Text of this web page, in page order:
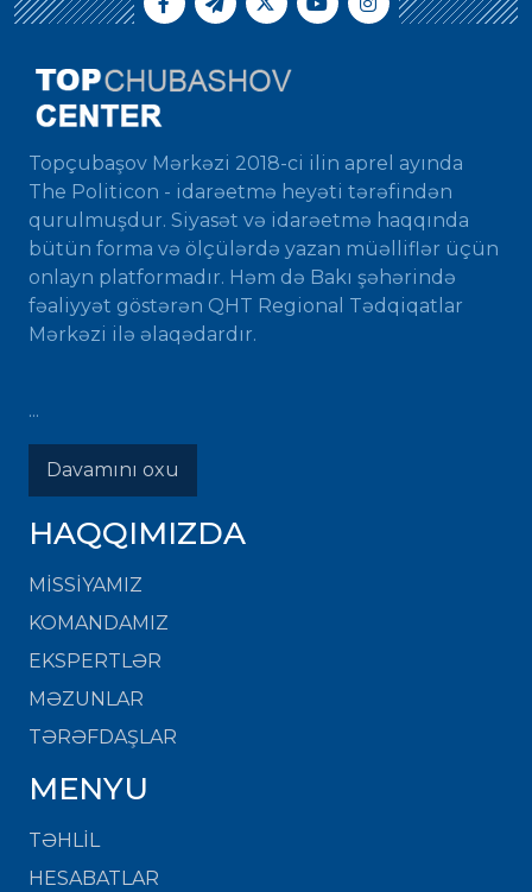
Topçubaşov Mərkəzi 2018-ci ilin aprel ayında
The Politicon - idarəetmə heyəti tərəfindən
qurulmuşdur. Siyasət və idarəetmə haqqında
bütün forma və ölçülərdə yazan müəlliflər üçün
onlayn platformadır. Həm də Bakı şəhərində
fəaliyyət göstərən QHT Regional Tədqiqatlar
Mərkəzi ilə əlaqədardır.
...
Davamını oxu
HAQQIMIZDA
MISSIYAMIZ
KOMANDAMIZ
EKSPERTLƏR
MƏZUNLAR
TƏRƏFDAŞLAR
MENYU
TƏHLİL
HESABATLAR